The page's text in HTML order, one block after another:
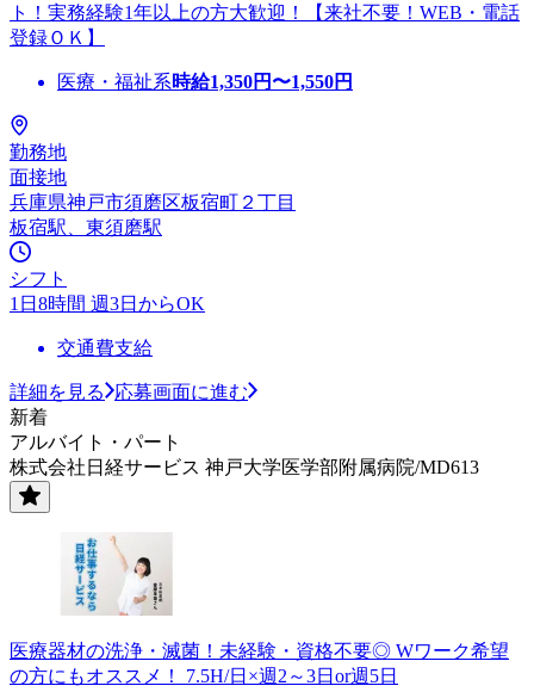
ト！実務経験1年以上の方大歓迎！【来社不要！WEB・電話
登録ＯＫ】
医療・福祉系時給1,350円〜1,550円
勤務地
面接地
兵庫県神戸市須磨区板宿町２丁目
板宿駅、東須磨駅
シフト
1日8時間 週3日からOK
交通費支給
詳細を見る
応募画面に進む
新着
アルバイト・パート
株式会社日経サービス 神戸大学医学部附属病院/MD613
医療器材の洗浄・滅菌！未経験・資格不要◎ Wワーク希望
の方にもオススメ！ 7.5H/日×週2～3日or週5日